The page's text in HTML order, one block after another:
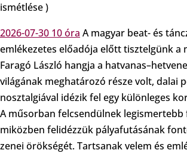
ismétlése )
2026-07-30 10 óra A magyar beat- és
emlékezetes előadója előtt tisztelgünk a
Faragó László hangja a
világának meghatározó része volt, dalai
nosztalgiával idézik fel egy különleges
A műsorban felcsendülnek legismertebb
miközben felidézzük pályafutásának
zenei örökségét. Tartsanak velem és